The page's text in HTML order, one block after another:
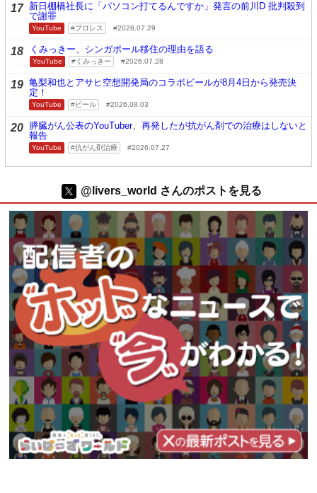
17 新日棚橋社長に「パソコン打てるんですか」発言の前川D 批判殺到
で謝罪
YouTube プロレス 2026.07.29
18 くみっきー、シンガポール移住の理由を語る
YouTube くみっきー 2026.07.28
19 亀梨和也とアサヒ空想開発局のコラボビールが8月4日から発売決
定！
YouTube ビール 2026.08.03
20 膵臓がん公表のYouTuber、再発したが抗がん剤での治療はしないと
報告
YouTube 抗がん剤治療 2026.07.27
@livers_world さんのポストを見る